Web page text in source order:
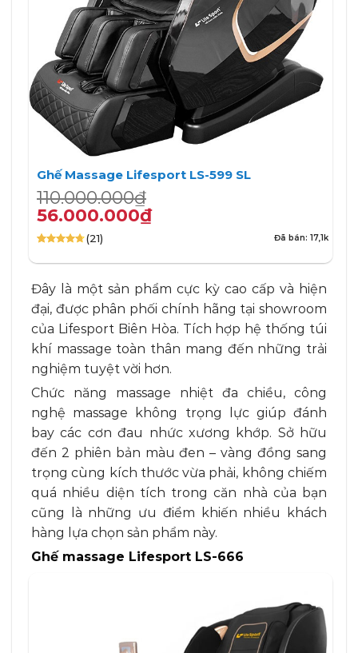
Ghế Massage Lifesport LS-599 SL
110.000.000₫
Giá
gốc
là:
110.000.000₫.
56.000.000₫
Giá
hiện
tại
là:
56.000.000₫.
5 dựa trên
(21) Đã bán: 17,1k
Đây là một sản phẩm cực kỳ cao cấp và hiện
đại, được phân phối chính hãng tại showroom
của Lifesport Biên Hòa. Tích hợp hệ thống túi
khí massage toàn thân mang đến những trải
nghiệm tuyệt vời hơn.
Chức năng massage nhiệt đa chiều, công
nghệ massage không trọng lực giúp đánh
bay các cơn đau nhức xương khớp. Sở hữu
đến 2 phiên bản màu đen – vàng đồng sang
trọng cùng kích thước vừa phải, không chiếm
quá nhiều diện tích trong căn nhà của bạn
cũng là những ưu điểm khiến nhiều khách
hàng lựa chọn sản phẩm này.
Ghế massage Lifesport LS-666